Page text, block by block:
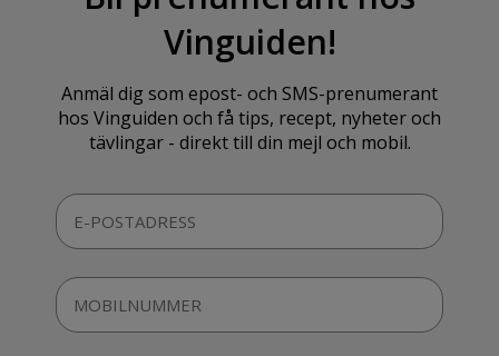
Vinguiden!
Anmäl dig som epost- och SMS-prenumerant
hos Vinguiden och få tips, recept, nyheter och
tävlingar - direkt till din mejl och mobil.